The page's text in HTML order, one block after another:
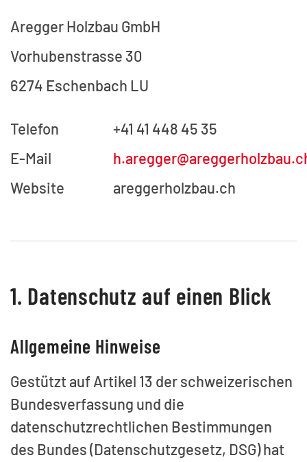
Aregger Holzbau GmbH
Vorhubenstrasse 30
6274 Eschenbach LU
Telefon
+41 41 448 45 35
E-Mail
Website
areggerholzbau.ch
1. Datenschutz auf einen Blick
Allgemeine Hinweise
Gestützt auf Artikel 13 der schweizerischen
Bundesverfassung und die
datenschutzrechtlichen Bestimmungen
des Bundes (Datenschutzgesetz, DSG) hat